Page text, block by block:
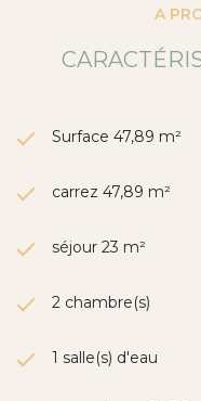
750) ou votre Agence
Zone soumise à une
A
Surface 47,89 m²
carrez 47,89 m²
séjour 23 m²
2 chambre(s)
1 salle(s) d'eau